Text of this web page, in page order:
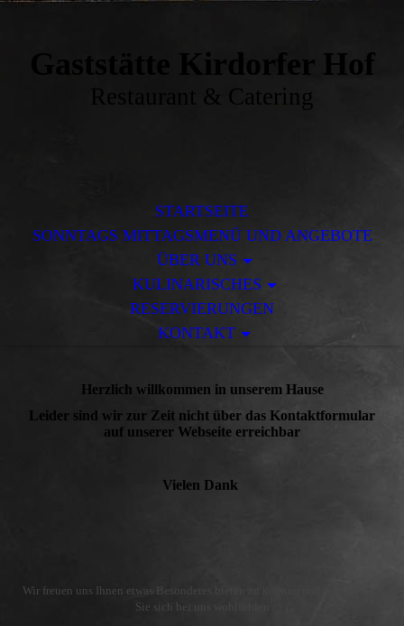
Gaststätte Kirdorfer Hof
Restaurant & Catering
STARTSEITE
SONNTAGS MITTAGSMENÜ UND ANGEBOTE
ÜBER UNS
KULINARISCHES
RESERVIERUNGEN
KONTAKT
Herzlich willkommen in unserem Hause
Leider sind wir zur Zeit nicht über das Kontaktformular
auf unserer Webseite erreichbar
Vielen Dank
Wir freuen uns Ihnen etwas Besonderes bieten zu können und hoffen, dass
Sie sich bei uns wohlfühlen